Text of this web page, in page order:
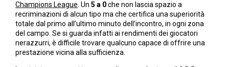
Champions League. Un 5 a 0che non lascia spazio a
recriminazioni di alcun tipo ma che certifica una superiorità
totale dal primo all’ultimo minuto dell’incontro, in ogni zona
del campo. Se si guarda infatti ai rendimenti dei giocatori
nerazzurri, è difficile trovare qualcuno capace di offrire una
prestazione vicina alla sufficienza.